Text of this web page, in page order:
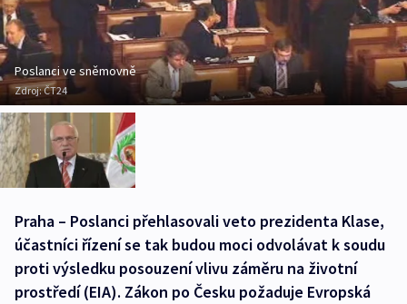
Poslanci ve sněmovně
Zdroj:ČT24
Praha – Poslanci přehlasovali veto prezidenta Klase,
účastníci řízení se tak budou moci odvolávat k soudu
proti výsledku posouzení vlivu záměru na životní
prostředí (EIA). Zákon po Česku požaduje Evropská